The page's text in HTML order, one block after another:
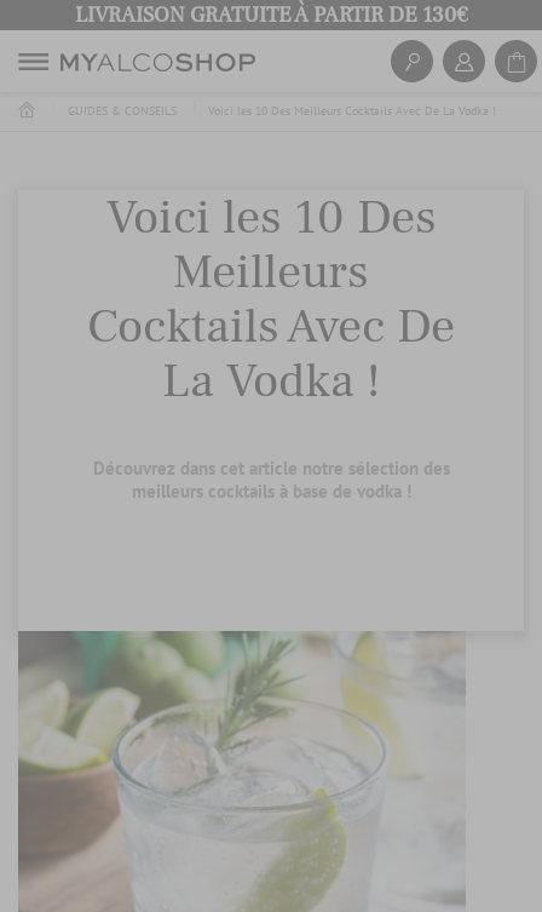
LIVRAISON GRATUITE À PARTIR DE 130€
GUIDES & CONSEILS Voici les 10 Des Meilleurs Cocktails Avec De La Vodka !
Voici les 10 Des
Meilleurs
Cocktails Avec De
La Vodka !
Découvrez dans cet article notre sélection des
meilleurs cocktails à base de vodka !